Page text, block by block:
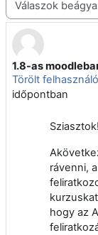
Megjelenítési mód
1.8-as
Törölt felhasználó
időpontban
Válaszok szám: 1
Sziasztok!
rávenni,
hogy az